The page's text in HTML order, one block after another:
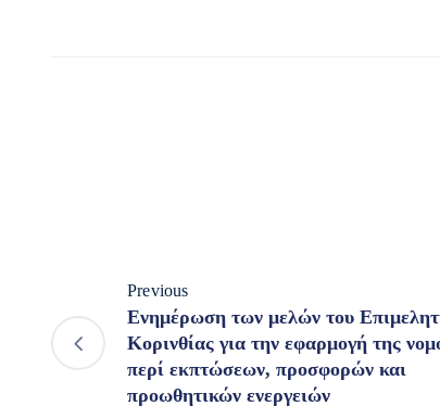
Previous
Ενημέρωση των μελών του
Κορινθίας για την εφαρμογή της
περί εκπτώσεων, προσφορών και
προωθητικών ενεργειών